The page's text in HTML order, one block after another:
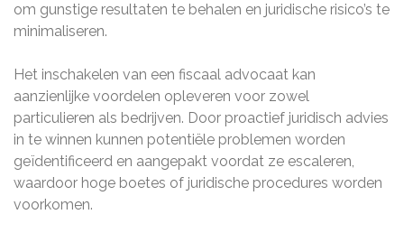
om gunstige resultaten te behalen en juridische risico’s te
minimaliseren.
Het inschakelen van een fiscaal advocaat kan
aanzienlijke voordelen opleveren voor zowel
particulieren als bedrijven. Door proactief juridisch advies
in te winnen kunnen potentiële problemen worden
geïdentificeerd en aangepakt voordat ze escaleren,
waardoor hoge boetes of juridische procedures worden
voorkomen.